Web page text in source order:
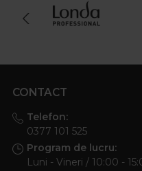
CONTACT
Telefon:
0377 101 525
Program de lucru:
Luni - Vineri / 10:00 -